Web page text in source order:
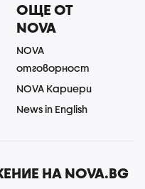
ОЩЕ ОТ
NOVA
NOVA
отговорност
NOVA Кариери
News in English
НА NOVA.BG